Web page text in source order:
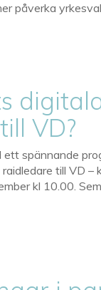
påverka
VD?
spännande
till VD
kl 10.00.